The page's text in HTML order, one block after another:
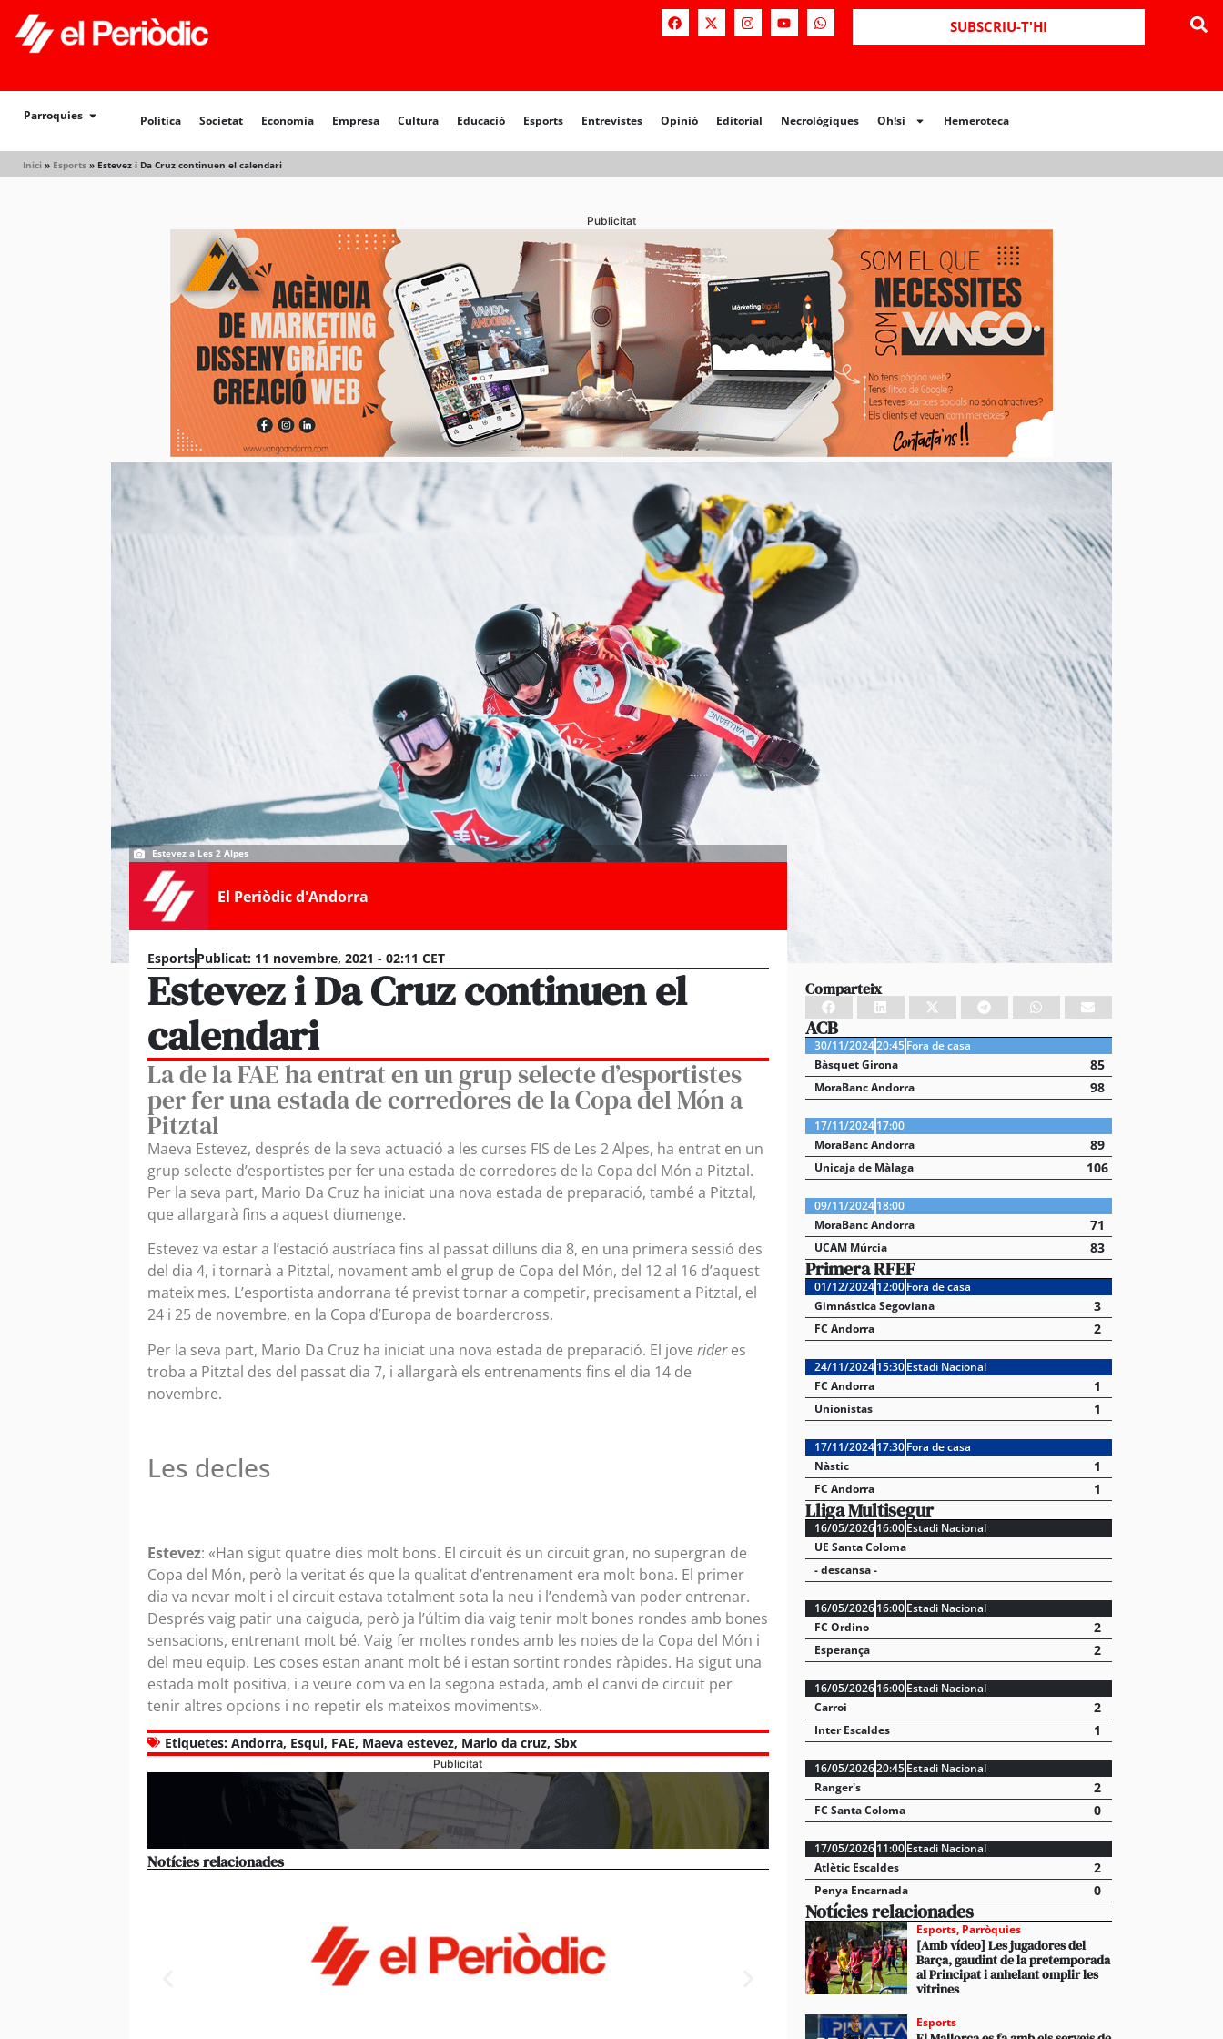
SUBSCRIU-T'HI
Parroquies Política Societat Economia Empresa Cultura Educació Esports Entrevistes Opinió Editorial Necrològiques Oh!si Hemeroteca
Inici » Esports » Estevez i Da Cruz continuen el calendari
Política Societat Opinió Editorial Necrològiques Hemeroteca
Publicitat
Estevez a Les 2 Alpes
El Periòdic d'Andorra
EsportsPublicat: 11 novembre, 2021 - 02:11 CET
Estevez i Da Cruz continuen el
calendari
La de la FAE ha entrat en un grup selecte d’esportistes
per fer una estada de corredores de la Copa del Món a
Pitztal
Maeva Estevez, després de la seva actuació a les curses FIS de Les 2 Alpes, ha entrat en un
grup selecte d’esportistes per fer una estada de corredores de la Copa del Món a Pitztal.
Per la seva part, Mario Da Cruz ha iniciat una nova estada de preparació, també a Pitztal,
que allargarà fins a aquest diumenge.
Estevez va estar a l’estació austríaca fins al passat dilluns dia 8, en una primera sessió des
del dia 4, i tornarà a Pitztal, novament amb el grup de Copa del Món, del 12 al 16 d’aquest
mateix mes. L’esportista andorrana té previst tornar a competir, precisament a Pitztal, el
24 i 25 de novembre, en la Copa d’Europa de boardercross.
Per la seva part, Mario Da Cruz ha iniciat una nova estada de preparació. El jove rideres
troba a Pitztal des del passat dia 7, i allargarà els entrenaments fins el dia 14 de
novembre.
Les decles
Estevez: «Han sigut quatre dies molt bons. El circuit és un circuit gran, no supergran de
Copa del Món, però la veritat és que la qualitat d’entrenament era molt bona. El primer
dia va nevar molt i el circuit estava totalment sota la neu i l’endemà van poder entrenar.
Després vaig patir una caiguda, però ja l’últim dia vaig tenir molt bones rondes amb bones
sensacions, entrenant molt bé. Vaig fer moltes rondes amb les noies de la Copa del Món i
del meu equip. Les coses estan anant molt bé i estan sortint rondes ràpides. Ha sigut una
estada molt positiva, i a veure com va en la segona estada, amb el canvi de circuit per
tenir altres opcions i no repetir els mateixos moviments».
Etiquetes: Andorra, Esqui, FAE, Maeva estevez, Mario da cruz, Sbx
Publicitat
Notícies relacionades
Comparteix
ACB
30/11/202420:45 Fora de casa
Bàsquet Girona
85
MoraBanc Andorra 98
17/11/2024 17:00
MoraBanc Andorra
89
Unicaja de Màlaga 106
09/11/2024 18:00
MoraBanc Andorra
71
UCAM Múrcia 83
Primera RFEF
01/12/2024 12:00 Fora de casa
Gimnástica Segoviana
3
FC Andorra 2
24/11/2024 15:30 Estadi Nacional
FC Andorra
1
Unionistas 1
17/11/2024 17:30 Fora de casa
Nàstic
1
FC Andorra 1
Lliga Multisegur
16/05/2026 16:00 Estadi Nacional
UE Santa Coloma
- descansa -
16/05/2026 16:00 Estadi Nacional
FC Ordino
2
Esperança 2
16/05/2026 16:00 Estadi Nacional
Carroi
2
Inter Escaldes 1
16/05/202620:45 Estadi Nacional
Ranger's
2
FC Santa Coloma 0
17/05/2026 11:00 Estadi Nacional
Atlètic Escaldes
2
Penya Encarnada 0
Notícies relacionades
Esports, Parròquies
[Amb vídeo] Les jugadores del
Barça, gaudint de la pretemporada
al Principat i anhelant omplir les
vitrines
Esports